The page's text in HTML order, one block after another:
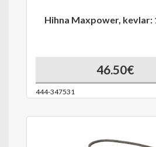
Hihna Maxpower, kevlar:
46.50€
444-347531